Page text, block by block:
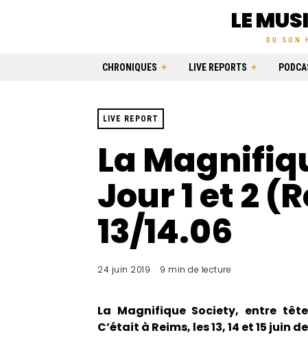
LE
DU SON
CHRONIQUES LIVE REPORTS
LIVE REPORT
La
Jour 1 et 2
13/14.06
24 juin 2019 9 min de lecture
La Magnifique Society, entre
C’était à Reims, les 13, 14 et 15 juin